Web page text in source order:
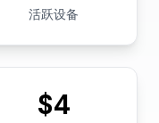
活跃设备
$4